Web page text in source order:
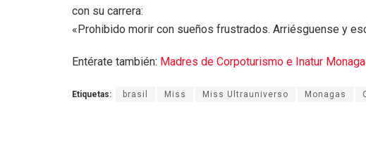
con su carrera:
«Prohibido morir con sueños frustrados. Arriésguense y
Entérate también: Madres de Corpoturismo e Inatur
Etiquetas: brasil Miss Miss Ultrauniverso Monagas